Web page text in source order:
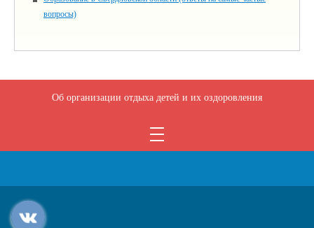
вопросы)
Об организации отдыха детей и их оздоровления